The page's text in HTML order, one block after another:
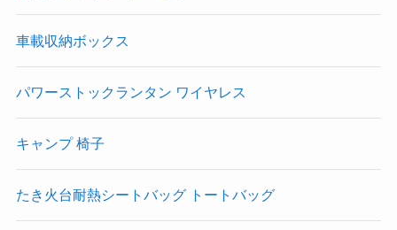
車載収納ボックス
パワーストックランタン ワイヤレス
キャンプ 椅子
たき火台耐熱シートバッグ トートバッグ